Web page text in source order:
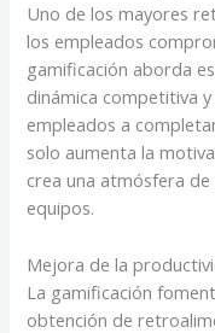
Uno de los mayores
los empleados
gamificación aborda
dinámica competitiva
empleados a
solo aumenta la
crea una atmósfera
equipos.
Mejora de la
La gamificación
obtención de